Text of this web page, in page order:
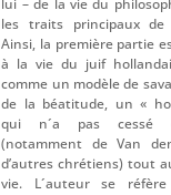
lui – de la vie du
les traits principaux de
Ainsi, la première partie
à la vie du juif
comme un modèle de
de la béatitude, un «
qui n´a pas cessé
(notamment de Van
d’autres chrétiens) tout
vie. L´auteur se